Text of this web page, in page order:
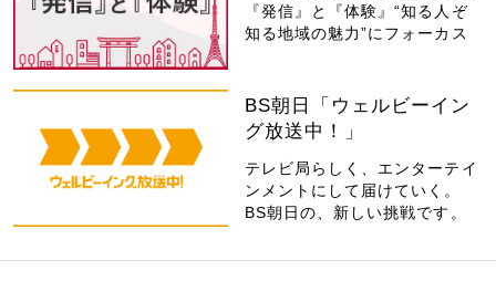
『発信』と『体験』“知る人ぞ
知る地域の魅力”にフォーカス
BS朝日「ウェルビーイン
グ放送中！」
テレビ局らしく、エンターテイ
ンメントにして届けていく。
BS朝日の、新しい挑戦です。